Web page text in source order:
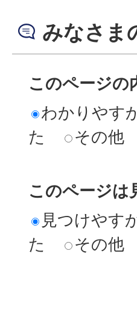
みなさま
このページの
わかりやす
た
その他
このページは
見つけやす
た
その他